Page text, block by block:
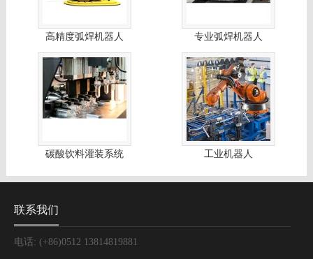
高精度弧焊机器人 专业弧焊机器人
碳酸饮料灌装系统 工业机器人
联系我们
电话: (+86)0512 13814819881